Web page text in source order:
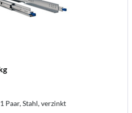
Paar, Stahl, verzinkt